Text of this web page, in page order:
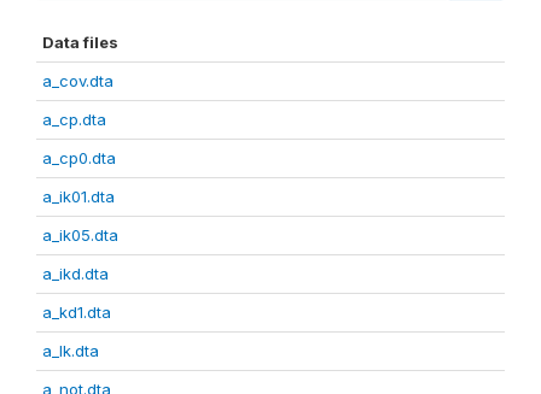
Data files
a_cov.dta
a_cp.dta
a_cp0.dta
a_ik01.dta
a_ik05.dta
a_ikd.dta
a_kd1.dta
a_lk.dta
a_not.dta